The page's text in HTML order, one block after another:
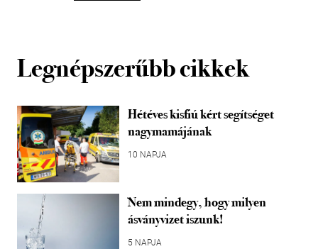
Legnépszerűbb cikkek
Hétéves kisfiú kért segítséget
nagymamájának
10 NAPJA
Nem mindegy, hogy milyen
ásványvizet iszunk!
5 NAPJA